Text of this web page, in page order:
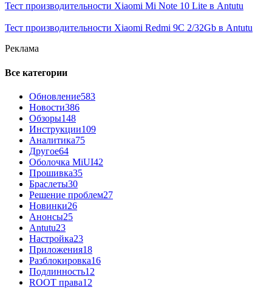
Тест производительности Xiaomi Mi Note 10 Lite в Antutu
Тест производительности Xiaomi Redmi 9C 2/32Gb в Antutu
Реклама
Все категории
Обновление583
Новости386
Обзоры148
Инструкции109
Аналитика75
Другое64
Оболочка MiUI42
Прошивка35
Браслеты30
Решение проблем27
Новинки26
Анонсы25
Antutu23
Настройка23
Приложения18
Разблокировка16
Подлинность12
ROOT права12